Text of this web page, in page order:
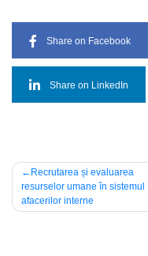
Share on Facebook
Share on LinkedIn
Navigare
în
articole
Recrutarea și evaluarea
resurselor umane în sistemul
afacerilor interne